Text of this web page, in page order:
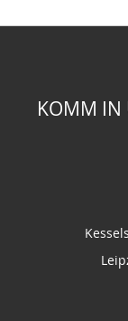
KOMM IN